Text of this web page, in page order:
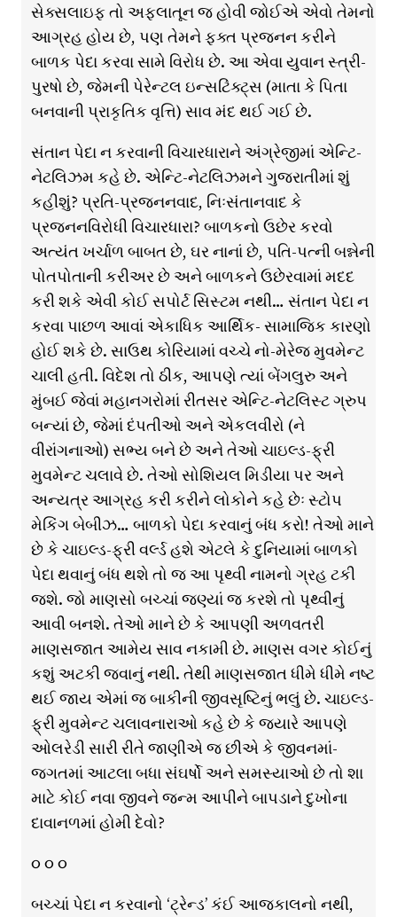
સેક્સલાઇફ તો અફલાતૂન જ હોવી જોઈએ એવો તેમનો
આગ્રહ હોય છે, પણ તેમને ફક્ત પ્રજનન કરીને
બાળક પેદા કરવા સામે વિરોધ છે. આ એવા યુવાન સ્ત્રી-
પુરષો છે, જેમની પેરેન્ટલ ઇન્સટિંક્ટ્સ (માતા કે પિતા
બનવાની પ્રાકૃતિક વૃત્તિ) સાવ મંદ થઈ ગઈ છે.
સંતાન પેદા ન કરવાની વિચારધારાને અંગ્રેજીમાં એન્ટિ-
નેટલિઝમ કહે છે. એન્ટિ-નેટલિઝમને ગુજરાતીમાં શું
કહીશું? પ્રતિ-પ્રજનનવાદ, નિઃસંતાનવાદ કે
પ્રજનનવિરોધી વિચારધારા? બાળકનો ઉછેર કરવો
અત્યંત ખર્ચાળ બાબત છે, ઘર નાનાં છે, પતિ-પત્ની બન્નેની
પોતપોતાની કરીઅર છે અને બાળકને ઉછેરવામાં મદદ
કરી શકે એવી કોઈ સપોર્ટ સિસ્ટમ નથી… સંતાન પેદા ન
કરવા પાછળ આવાં એકાધિક આર્થિક- સામાજિક કારણો
હોઈ શકે છે. સાઉથ કોરિયામાં વચ્ચે નો-મેરેજ મુવમેન્ટ
ચાલી હતી. વિદેશ તો ઠીક, આપણે ત્યાં બેંગલુરુ અને
મુંબઈ જેવાં મહાનગરોમાં રીતસર એન્ટિ-નેટલિસ્ટ ગ્રુપ
બન્યાં છે, જેમાં દંપતીઓ અને એકલવીરો (ને
વીરાંગનાઓ) સભ્ય બને છે અને તેઓ ચાઇલ્ડ-ફ્રી
મુવમેન્ટ ચલાવે છે. તેઓ સોશિયલ મિડીયા પર અને
અન્યત્ર આગ્રહ કરી કરીને લોકોને કહે છેઃ સ્ટોપ
મેકિંગ બેબીઝ… બાળકો પેદા કરવાનું બંધ કરો! તેઓ માને
છે કે ચાઇલ્ડ-ફ્રી વર્લ્ડ હશે એટલે કે દુનિયામાં બાળકો
પેદા થવાનું બંધ થશે તો જ આ પૃથ્વી નામનો ગ્રહ ટકી
જશે. જો માણસો બચ્ચાં જણ્યાં જ કરશે તો પૃથ્વીનું
આવી બનશે. તેઓ માને છે કે આપણી અળવતરી
માણસજાત આમેય સાવ નકામી છે. માણસ વગર કોઈનું
કશું અટકી જવાનું નથી. તેથી માણસજાત ધીમે ધીમે નષ્ટ
થઈ જાય એમાં જ બાકીની જીવસૃષ્ટિનું ભલું છે. ચાઇલ્ડ-
ફ્રી મુવમેન્ટ ચલાવનારાઓ કહે છે કે જ્યારે આપણે
ઓલરેડી સારી રીતે જાણીએ જ છીએ કે જીવનમાં-
જગતમાં આટલા બધા સંઘર્ષો અને સમસ્યાઓ છે તો શા
માટે કોઈ નવા જીવને જન્મ આપીને બાપડાને દુખોના
દાવાનળમાં હોમી દેવો?
૦ ૦ ૦
બચ્ચાં પેદા ન કરવાનો ‘ટ્રેન્ડ’ કંઈ આજકાલનો નથી,